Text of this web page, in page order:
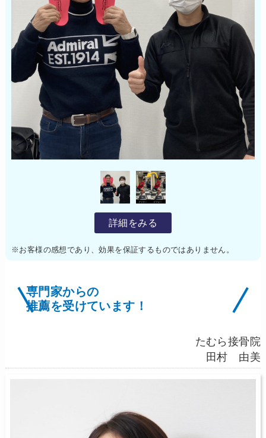
詳細をみる
※お客様の感想であり、効果を保証するものではありません。
専門家からの
推薦を受けています！
たむら接骨院
田村 由美